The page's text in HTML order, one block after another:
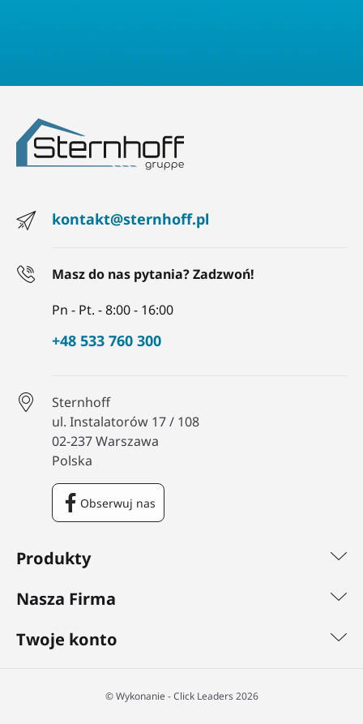
Produkty
Nasza Firma
Twoje konto
kontakt@sternhoff.pl
Masz do nas pytania? Zadzwoń!
Pn - Pt. - 8:00 - 16:00
+48 533 760 300
Sternhoff
ul. Instalatorów 17 / 108
02-237 Warszawa
Polska
Obserwuj nas
Facebook
©️ Wykonanie - Click Leaders 2026